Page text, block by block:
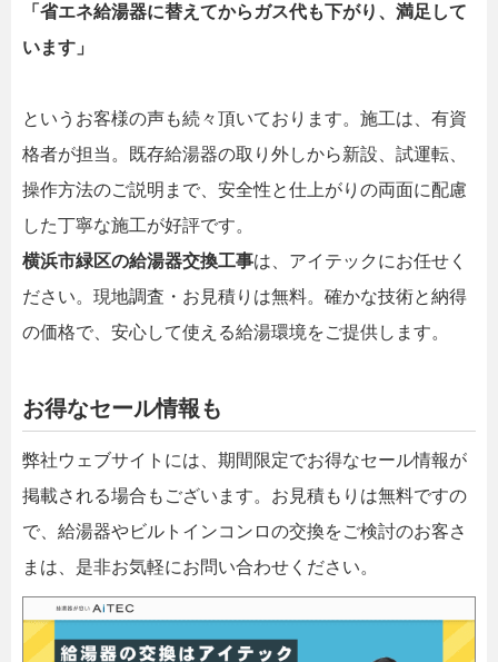
「省エネ給湯器に替えてからガス代も下がり、満足して
います」
というお客様の声も続々頂いております。施工は、有資
格者が担当。既存給湯器の取り外しから新設、試運転、
操作方法のご説明まで、安全性と仕上がりの両面に配慮
した丁寧な施工が好評です。
横浜市緑区の給湯器交換工事は、アイテックにお任せく
ださい。現地調査・お見積りは無料。確かな技術と納得
の価格で、安心して使える給湯環境をご提供します。
お得なセール情報も
弊社ウェブサイトには、期間限定でお得なセール情報が
掲載される場合もございます。お見積もりは無料ですの
で、給湯器やビルトインコンロの交換をご検討のお客さ
まは、是非お気軽にお問い合わせください。